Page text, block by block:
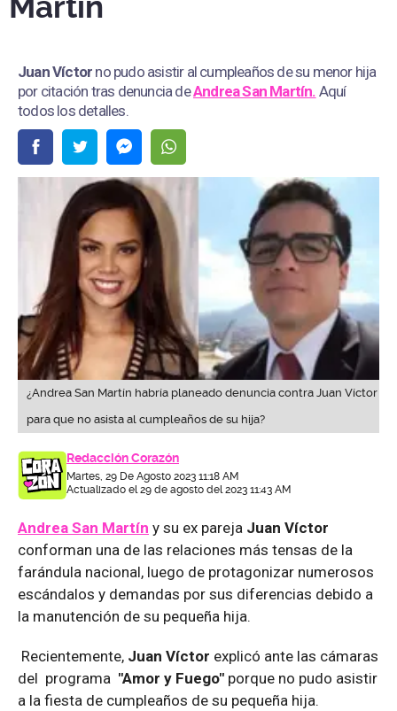
Martín
Juan Víctor no pudo asistir al cumpleaños de su menor hija
por citación tras denuncia deAndrea San Martín. Aquí
todos los detalles.
¿Andrea San Martín habría planeado denuncia contra Juan Víctor
para que no asista al cumpleaños de su hija?
Redacción Corazón
Martes, 29 De Agosto 2023 11:18 AM
Actualizado el 29 de agosto del 2023 11:43 AM
Andrea San Martín y su ex pareja Juan Víctor
conforman una de las relaciones más tensas de la
farándula nacional, luego de protagonizar numerosos
escándalos y demandas por sus diferencias debido a
la manutención de su pequeña hija.
Recientemente, Juan Víctor explicó ante las cámaras
del programa "Amor y Fuego" porque no pudo asistir
a la fiesta de cumpleaños de su pequeña hija.